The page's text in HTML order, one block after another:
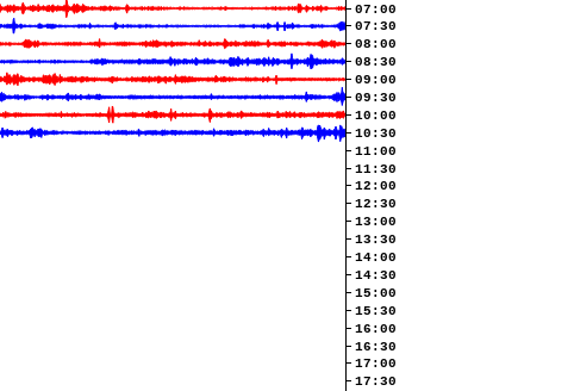
07:00
07:30
08:00
08:30
09:00
09:30
10:00
10:30
11:00
11:30
12:00
12:30
13:00
13:30
14:00
14:30
15:00
15:30
16:00
16:30
17:00
17:30